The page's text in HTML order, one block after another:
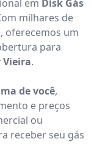
em Disk Gás
milhares de
oferecemos um
para
Vieira.
de você,
e preços
ou
receber seu gás